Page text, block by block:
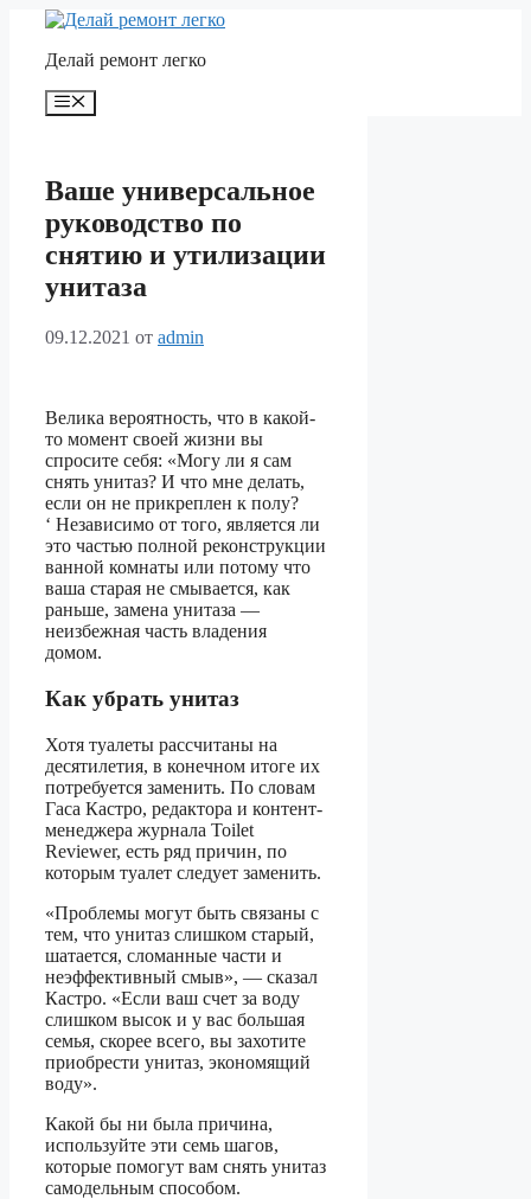
Перейти
содержимому
Делай ремонт легко
Меню
Ваше универсальное
руководство по
снятию и утилизации
унитаза
09.12.2021 от admin
Велика вероятность, что в какой-
то момент своей жизни вы
спросите себя: «Могу ли я сам
снять унитаз? И что мне делать,
если он не прикреплен к полу?
‘ Независимо от того, является ли
это частью полной реконструкции
ванной комнаты или потому что
ваша старая не смывается, как
раньше, замена унитаза —
неизбежная часть владения
домом.
Как убрать унитаз
Хотя туалеты рассчитаны на
десятилетия, в конечном итоге их
потребуется заменить. По словам
Гаса Кастро, редактора и контент-
менеджера журнала Toilet
Reviewer, есть ряд причин, по
которым туалет следует заменить.
«Проблемы могут быть связаны с
тем, что унитаз слишком старый,
шатается, сломанные части и
неэффективный смыв», — сказал
Кастро. «Если ваш счет за воду
слишком высок и у вас большая
семья, скорее всего, вы захотите
приобрести унитаз, экономящий
воду».
Какой бы ни была причина,
используйте эти семь шагов,
которые помогут вам снять унитаз
самодельным способом.